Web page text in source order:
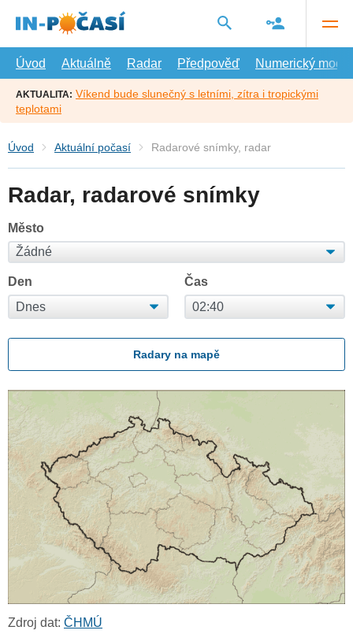
hlavní
Úvod
Aktuálně Radar Předpověď Numerický model
AKTUALITA: Víkend bude slunečný s letními, zítra i tropickými
teplotami
Úvod Aktuální počasí Radarové snímky, radar
Radar, radarové snímky
Město
Den Čas
Radary na mapě
Zdroj dat: ČHMÚ